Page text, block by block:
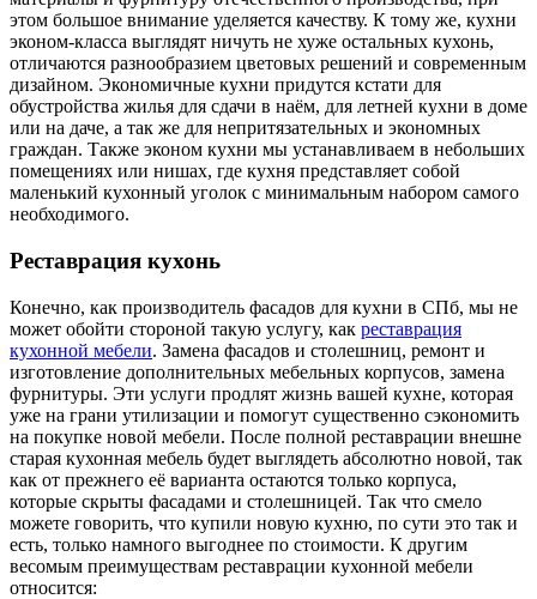
этом большое внимание уделяется качеству. К тому же, кухни
эконом-класса выглядят ничуть не хуже остальных кухонь,
отличаются разнообразием цветовых решений и современным
дизайном. Экономичные кухни придутся кстати для
обустройства жилья для сдачи в наём, для летней кухни в доме
или на даче, а так же для непритязательных и экономных
граждан. Также эконом кухни мы устанавливаем в небольших
помещениях или нишах, где кухня представляет собой
маленький кухонный уголок с минимальным набором самого
необходимого.
Реставрация кухонь
Конечно, как производитель фасадов для кухни в СПб, мы не
может обойти стороной такую услугу, как реставрация
кухонной мебели. Замена фасадов и столешниц, ремонт и
изготовление дополнительных мебельных корпусов, замена
фурнитуры. Эти услуги продлят жизнь вашей кухне, которая
уже на грани утилизации и помогут существенно сэкономить
на покупке новой мебели. После полной реставрации внешне
старая кухонная мебель будет выглядеть абсолютно новой, так
как от прежнего её варианта остаются только корпуса,
которые скрыты фасадами и столешницей. Так что смело
можете говорить, что купили новую кухню, по сути это так и
есть, только намного выгоднее по стоимости. К другим
весомым преимуществам реставрации кухонной мебели
относится: